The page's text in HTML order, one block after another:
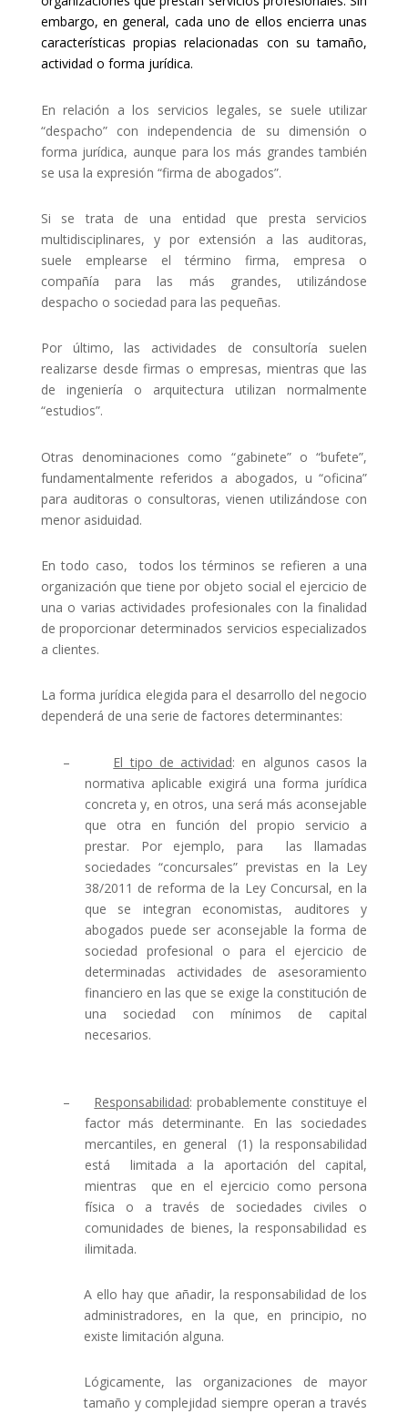
embargo, en general, cada uno de ellos encierra unas
características propias relacionadas con su tamaño,
actividad o forma jurídica.
En relación a los servicios legales, se suele utilizar
“despacho” con independencia de su dimensión o
forma jurídica, aunque para los más grandes también
se usa la expresión “firma de abogados”.
Si se trata de una entidad que presta servicios
multidisciplinares, y por extensión a las auditoras,
suele emplearse el término firma, empresa o
compañía para las más grandes, utilizándose
despacho o sociedad para las pequeñas.
Por último, las actividades de consultoría suelen
realizarse desde firmas o empresas, mientras que las
de ingeniería o arquitectura utilizan normalmente
“estudios”.
Otras denominaciones como “gabinete” o “bufete”,
fundamentalmente referidos a abogados, u “oficina”
para auditoras o consultoras, vienen utilizándose con
menor asiduidad.
En todo caso,
todos los términos se refieren a una
organización que tiene por objeto social el ejercicio de
una o varias actividades profesionales con la finalidad
de proporcionar determinados servicios especializados
a clientes.
La forma jurídica elegida para el desarrollo del negocio
dependerá de una serie de factores determinantes:
– El tipo de actividad: en algunos casos la
normativa aplicable exigirá una forma jurídica
concreta y, en otros, una será más aconsejable
que otra en función del propio servicio a
prestar. Por ejemplo, para
las llamadas
sociedades “concursales” previstas en la Ley
38/2011 de reforma de la Ley Concursal, en la
que se integran economistas, auditores y
abogados puede ser aconsejable la forma de
sociedad profesional o para el ejercicio de
determinadas actividades de asesoramiento
financiero en las que se exige la constitución de
una sociedad con mínimos de capital
necesarios.
– Responsabilidad: probablemente constituye el
factor más determinante. En las sociedades
mercantiles, en general
(1) la responsabilidad
está
limitada a la aportación del capital,
mientras
que en el ejercicio como persona
física o a través de sociedades civiles o
comunidades de bienes, la responsabilidad es
ilimitada.
A ello hay que añadir, la responsabilidad de los
administradores, en la que, en principio, no
existe limitación alguna.
Lógicamente, las organizaciones de mayor
tamaño y complejidad siempre operan a través